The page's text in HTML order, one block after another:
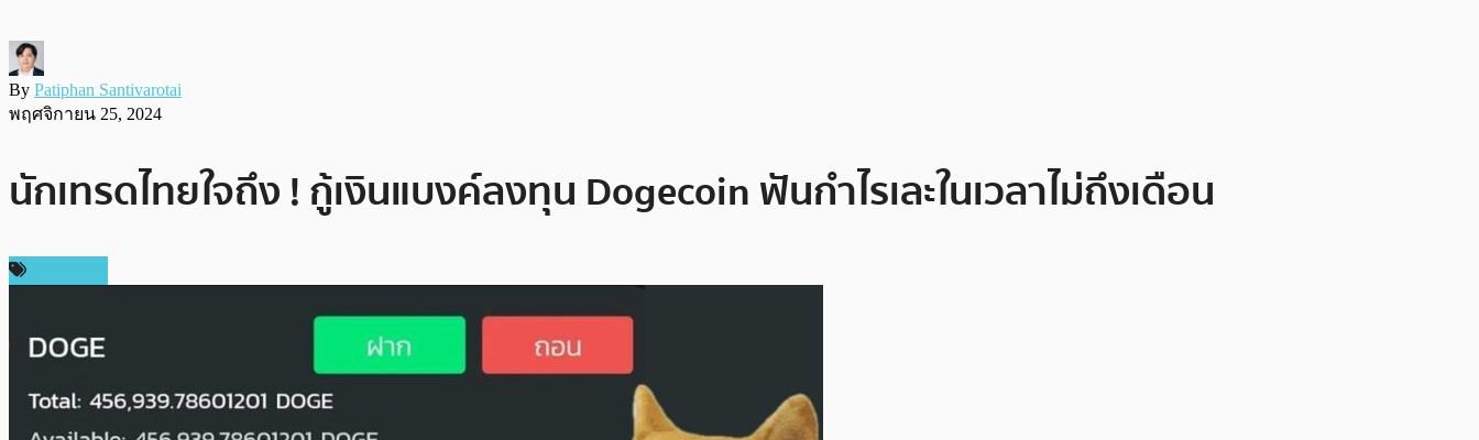
By Patiphan Santivarotai
พฤศจิกายน 25, 2024
นักเทรดไทยใจถึง ! กู้เงินแบงค์ลงทุน Dogecoin ฟันกำไรเละในเวลาไม่ถึงเดือน